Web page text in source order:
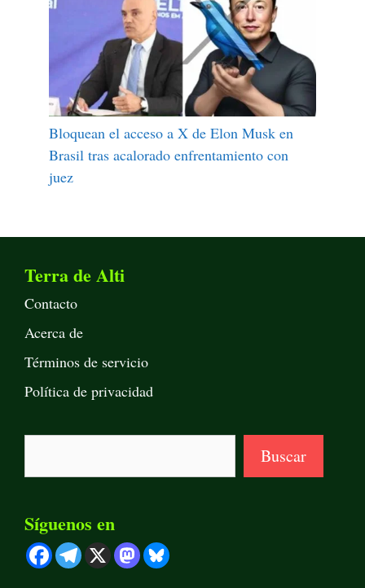
Bloquean el acceso a X de Elon Musk en
Brasil tras acalorado enfrentamiento con
juez
Terra de Alti
Contacto
Acerca de
Términos de servicio
Política de privacidad
Buscar
Síguenos en